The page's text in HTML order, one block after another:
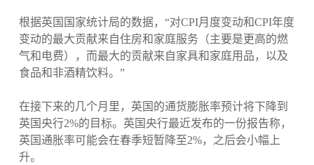
根据英国国家统计局的数据，“对CPI月度变动和CPI年度
变动的最大贡献来自住房和家庭服务（主要是更高的燃
气和电费），而最大的贡献来自家具和家庭用品，以及
食品和非酒精饮料。”
在接下来的几个月里，英国的通货膨胀率预计将下降到
英国央行2%的目标。英国央行最近发布的一份报告称，
英国通胀率可能会在春季短暂降至2%，之后会小幅上
升。